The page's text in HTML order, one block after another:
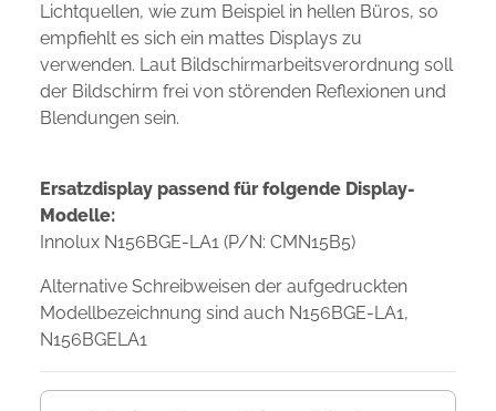
Lichtquellen, wie zum Beispiel in hellen Büros, so
empfiehlt es sich ein mattes Displays zu
verwenden. Laut Bildschirmarbeitsverordnung soll
der Bildschirm frei von störenden Reflexionen und
Blendungen sein.
Ersatzdisplay passend für folgende Display-
Modelle:
Innolux N156BGE-LA1 (P/N: CMN15B5)
Alternative Schreibweisen der aufgedruckten
Modellbezeichnung sind auch N156BGE-LA1,
N156BGELA1